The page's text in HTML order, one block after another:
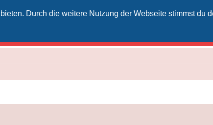
Durch die weitere Nutzung der Webseite stimmst du